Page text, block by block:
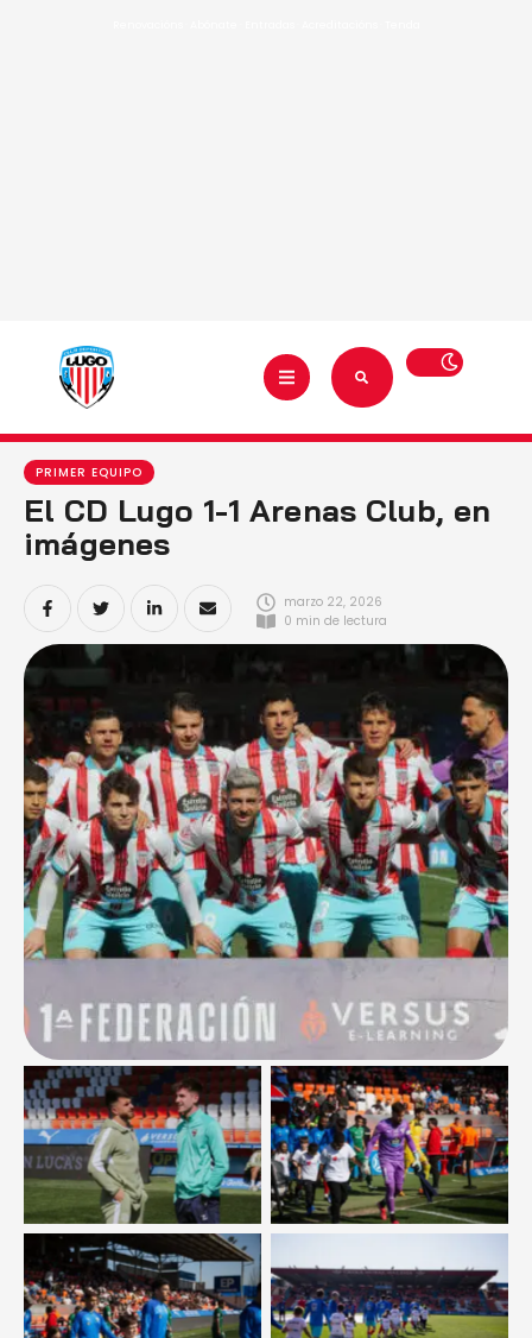
PRIMER EQUIPO
El CD Lugo 1-1 Arenas Club, en
imágenes
marzo 22, 2026
0 min de lectura
Sin leyenda Sin leyenda
Sin leyenda Sin leyenda